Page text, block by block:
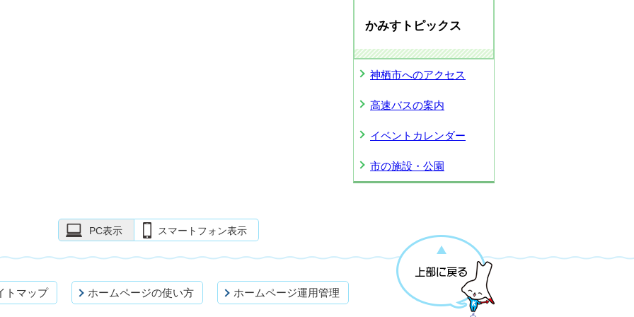
かみすトピックス
神栖市へのアクセス
高速バスの案内
イベントカレンダー
市の施設・公園
PC表示 スマートフォン表示
トマップ ホームページの使い方 ホームページ運用管理